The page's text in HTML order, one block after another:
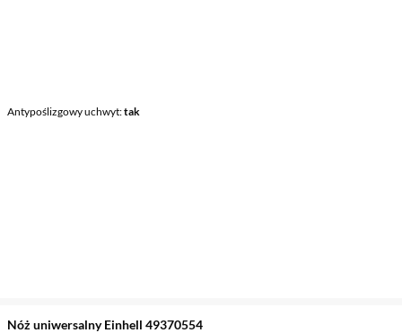
Antypoślizgowy uchwyt tak
Nóż uniwersalny Einhell 49370554